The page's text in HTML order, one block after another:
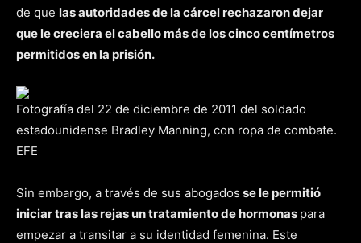
de que las autoridades de la cárcel rechazaron dejar
que le creciera el cabello más de los cinco centímetros
permitidos en la prisión.
Fotografía del 22 de diciembre de 2011 del soldado
estadounidense Bradley Manning, con ropa de combate.
EFE
Sin embargo, a través de sus abogados se le permitió
iniciar tras las rejas un tratamiento de hormonas para
empezar a transitar a su identidad femenina. Este